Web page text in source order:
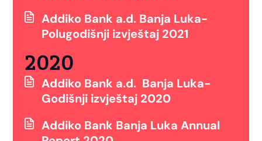
Addiko Bank a.d. Banja Luka-
Polugodišnji izvještaj 2021
2020
Addiko Bank a.d. Banja Luka-
Godišnji izvještaj 2020
Addiko Bank Banja Luka Annual